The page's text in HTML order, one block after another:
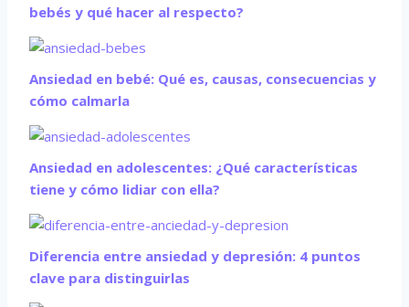
bebés y qué hacer al respecto?
Ansiedad en bebé: Qué es, causas, consecuencias y
cómo calmarla
Ansiedad en adolescentes: ¿Qué características
tiene y cómo lidiar con ella?
Diferencia entre ansiedad y depresión: 4 puntos
clave para distinguirlas